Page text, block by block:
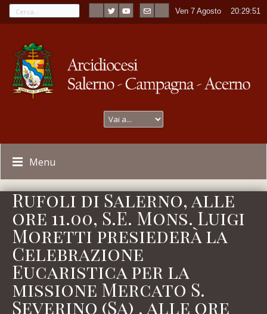
Ven 7 Agosto ----20:29:51
Menu
Rufoli di Salerno, alle
ore 11.00, S.E. Mons. Luigi
Moretti presiederà la
Celebrazione
Eucaristica per la
missione Mercato S.
Severino (Sa) , alle ore